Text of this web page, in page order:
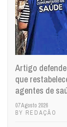
Artigo
que
agentes de
07 Agosto 2026
BY REDAÇÃO